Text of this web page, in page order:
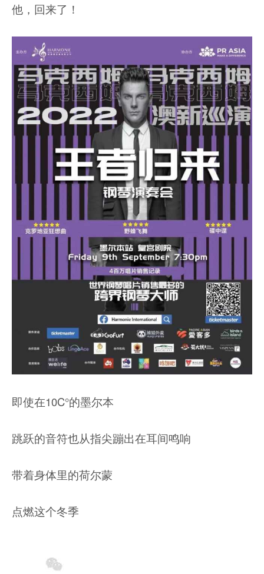
他，回来了！
即使在10C°的墨尔本
跳跃的音符也从指尖蹦出在耳间鸣响
带着身体里的荷尔蒙
点燃这个冬季